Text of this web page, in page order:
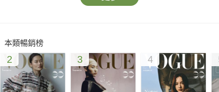
本類暢銷榜
2 3 4